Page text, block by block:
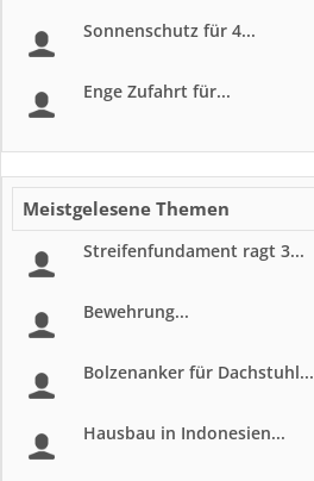
Sonnenschutz für 4...
Enge Zufahrt für...
Meistgelesene Themen
Streifenfundament ragt 3...
Bewehrung...
Bolzenanker für Dachstuhl...
Hausbau in Indonesien...